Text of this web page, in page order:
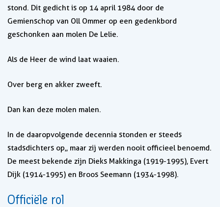
stond. Dit gedicht is op 14 april 1984 door de
Gemienschop van Oll Ommer op een gedenkbord
geschonken aan molen De Lelie.
Als de Heer de wind laat waaien.
Over berg en akker zweeft.
Dan kan deze molen malen.
In de daaropvolgende decennia stonden er steeds
stadsdichters op,, maar zij werden nooit officieel benoemd.
De meest bekende zijn Dieks Makkinga (1919-1995), Evert
Dijk (1914-1995) en Broos Seemann (1934-1998).
Officiële rol